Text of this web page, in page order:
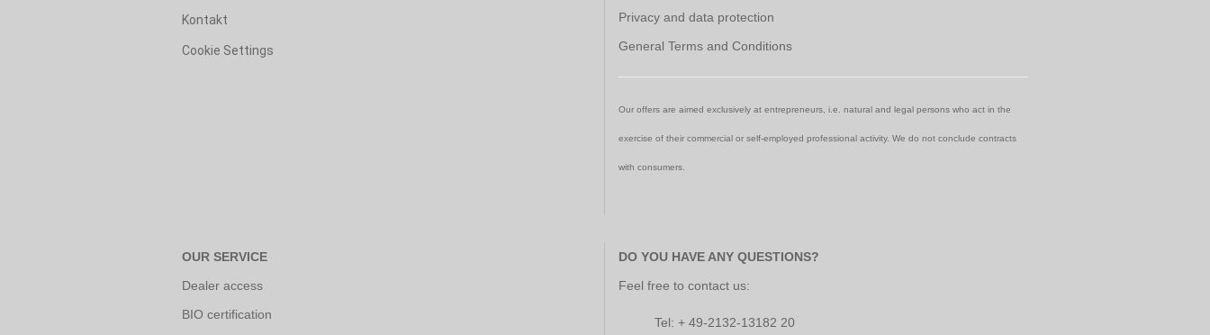
Kontakt
Cookie Settings
Privacy and data protection
General Terms and Conditions
Our offers are aimed exclusively at entrepreneurs, i.e. natural and legal persons who act in the
exercise of their commercial or self-employed professional activity. We do not conclude contracts
with consumers.
OUR SERVICE
Dealer access
BIO certification
DO YOU HAVE ANY QUESTIONS?
Feel free to contact us:
Tel: + 49-2132-13182 20